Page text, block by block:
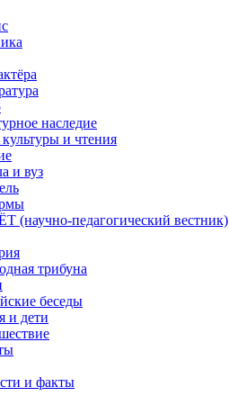
наследие
и чтения
и вуз
(научно-педагогический вестник)
трибуна
беседы
и дети
и факты